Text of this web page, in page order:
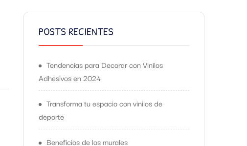
POSTS RECIENTES
Tendencias para Decorar con Vinilos
Adhesivos en 2024
Transforma tu espacio con vinilos de
deporte
Beneficios de los murales